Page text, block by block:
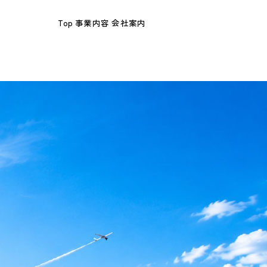
Top 事業内容 会社案内